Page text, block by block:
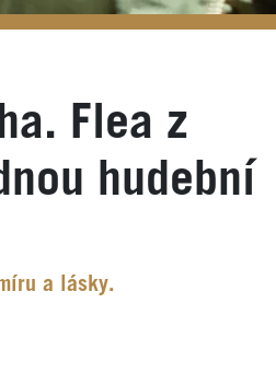
Flea z
hudební
a lásky.